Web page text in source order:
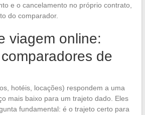
e o cancelamento no próprio contrato,
do comparador.
viagem online:
de
hotéis, locações) respondem a uma
mais baixo para um trajeto dado. Eles
fundamental: é o trajeto certo para